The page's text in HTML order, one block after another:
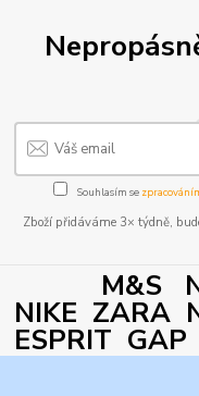
Souhlasím se
Zboží přidáváme 3× týdně,
M&S
NIKE ZARA
ESPRIT GAP